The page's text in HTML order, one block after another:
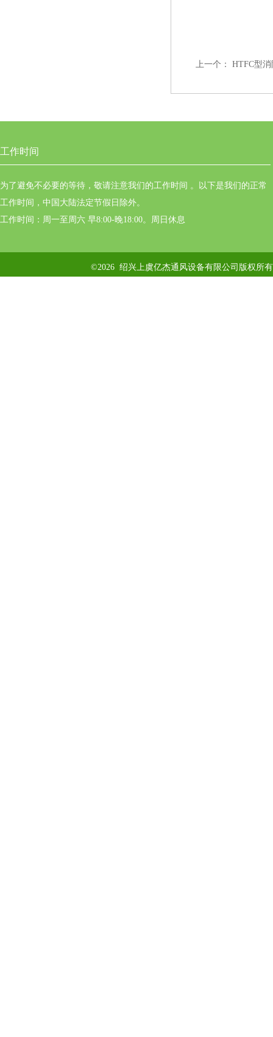
上一个： HTFC型
工作时间
为了避免不必要的等待，敬请注意我们的工作时间 。以下是我们的正常
工作时间，中国大陆法定节假日除外。
工作时间：周一至周六 早8:00-晚18:00。周日休息
©2026 绍兴上虞亿杰通风设备有限公司版权所有